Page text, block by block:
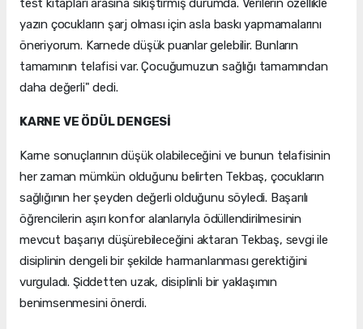
test kitapları arasına sıkıştırmış durumda. Verilerin özellikle
yazın çocukların şarj olması için asla baskı yapmamalarını
öneriyorum. Karnede düşük puanlar gelebilir. Bunların
tamamının telafisi var. Çocuğumuzun sağlığı tamamından
daha değerli" dedi.
KARNE VE ÖDÜL DENGESİ
Karne sonuçlarının düşük olabileceğini ve bunun telafisinin
her zaman mümkün olduğunu belirten Tekbaş, çocukların
sağlığının her şeyden değerli olduğunu söyledi. Başarılı
öğrencilerin aşırı konfor alanlarıyla ödüllendirilmesinin
mevcut başarıyı düşürebileceğini aktaran Tekbaş, sevgi ile
disiplinin dengeli bir şekilde harmanlanması gerektiğini
vurguladı. Şiddetten uzak, disiplinli bir yaklaşımın
benimsenmesini önerdi.